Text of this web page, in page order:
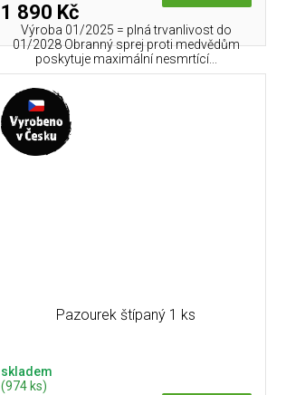
1 890 Kč
Výroba 01/2025 = plná trvanlivost do
01/2028 Obranný sprej proti medvědům
poskytuje maximální nesmrtící...
Pazourek štípaný 1 ks
skladem
(974 ks)